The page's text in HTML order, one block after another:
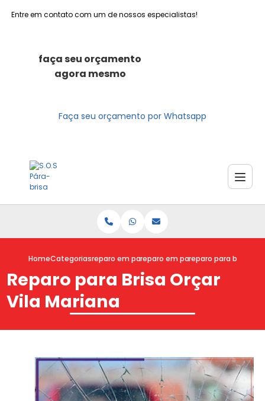
Entre em contato com um de nossos especialistas!
faça seu orçamento
agora mesmo
Faça seu orçamento por Whatsapp
HomeCategoriasreparo em para brisasreparo em para brisa trincado
reparo para brisa
Reparo para Brisa Orçar
Vila Mariana